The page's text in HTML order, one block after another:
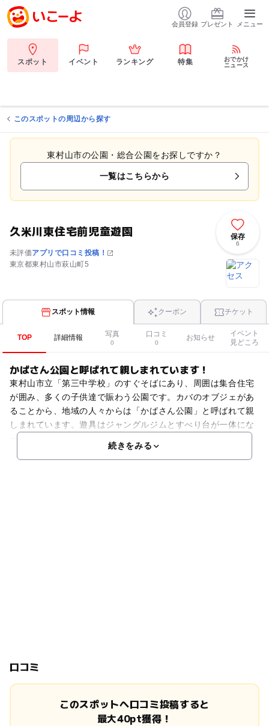
会員登録 プレゼント メニュー
スポット イベント ランキング 特集
おでかけ
ニュース
このスポットの周辺から探す
東村山市の公園・総合公園をお探しですか？
一覧はこちらから
久米川東住宅前児童遊園
未評価アプリで口コミ投稿！
東京都東村山市萩山町5
保存
6
スポット情報 クーポン チケット
TOP 詳細情報 写真
0
口コミ
0
お知らせ
イベント
見どころ
かばさん公園と呼ばれて親しまれています！
東村山市立「第三中学校」のすぐそばにあり、周囲は集合住宅
が囲み、多くの子供達で賑わう公園です。カバのオブジェがあ
ることから、地域の人々からは「かばさん公園」と呼ばれて親
しまれています。遊具はジャングルジムとすべり台が一体にな
続きをみる
口コミ
このスポットへ口コミ投稿すると
最大40pt獲得！